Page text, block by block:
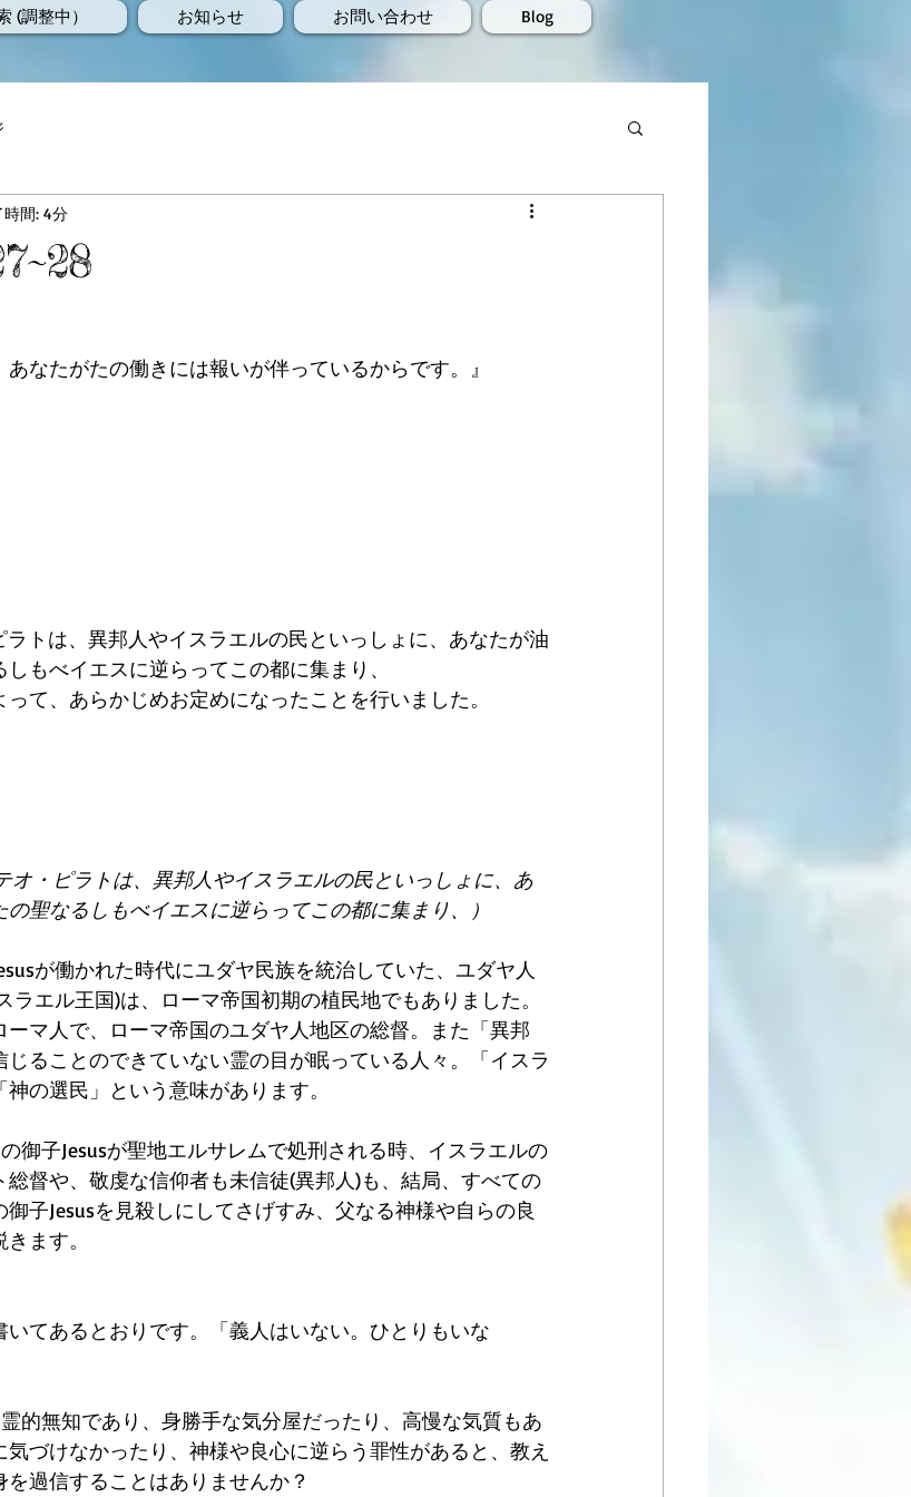
(調整中） お知らせ お問い合わせ Blog
時間: 4分
あなたがたの働きには報いが伴っているからです。』
トは、異邦人やイスラエルの民といっしょに、あなたが油
もべイエスに逆らってこの都に集まり、
て、あらかじめお定めになったことを行いました。
オ・ピラトは、異邦人やイスラエルの民といっしょに、あ
聖なるしもべイエスに逆らってこの都に集まり、）
が働かれた時代にユダヤ民族を統治していた、ユダヤ人
ラエル王国)は、ローマ帝国初期の植民地でもありました。
マ人で、ローマ帝国のユダヤ人地区の総督。また「異邦
ることのできていない霊の目が眠っている人々。「イスラ
の選民」という意味があります。
御子Jesusが聖地エルサレムで処刑される時、イスラエルの
督や、敬虔な信仰者も未信徒(異邦人)も、結局、すべての
子Jesusを見殺しにしてさげすみ、父なる神様や自らの良
ます。
いてあるとおりです。「義人はいない。ひとりもいな
的無知であり、身勝手な気分屋だったり、高慢な気質もあ
づけなかったり、神様や良心に逆らう罪性があると、教え
過信することはありませんか？